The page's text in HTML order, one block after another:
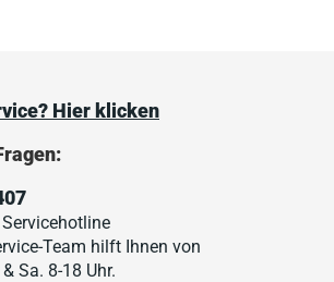
Hier klicken
Team hilft Ihnen von
Sa. 8-18 Uhr.